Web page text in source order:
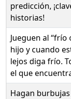
predicción,
historias!
Jueguen al
hijo y cuando
lejos diga frío.
el que
Hagan